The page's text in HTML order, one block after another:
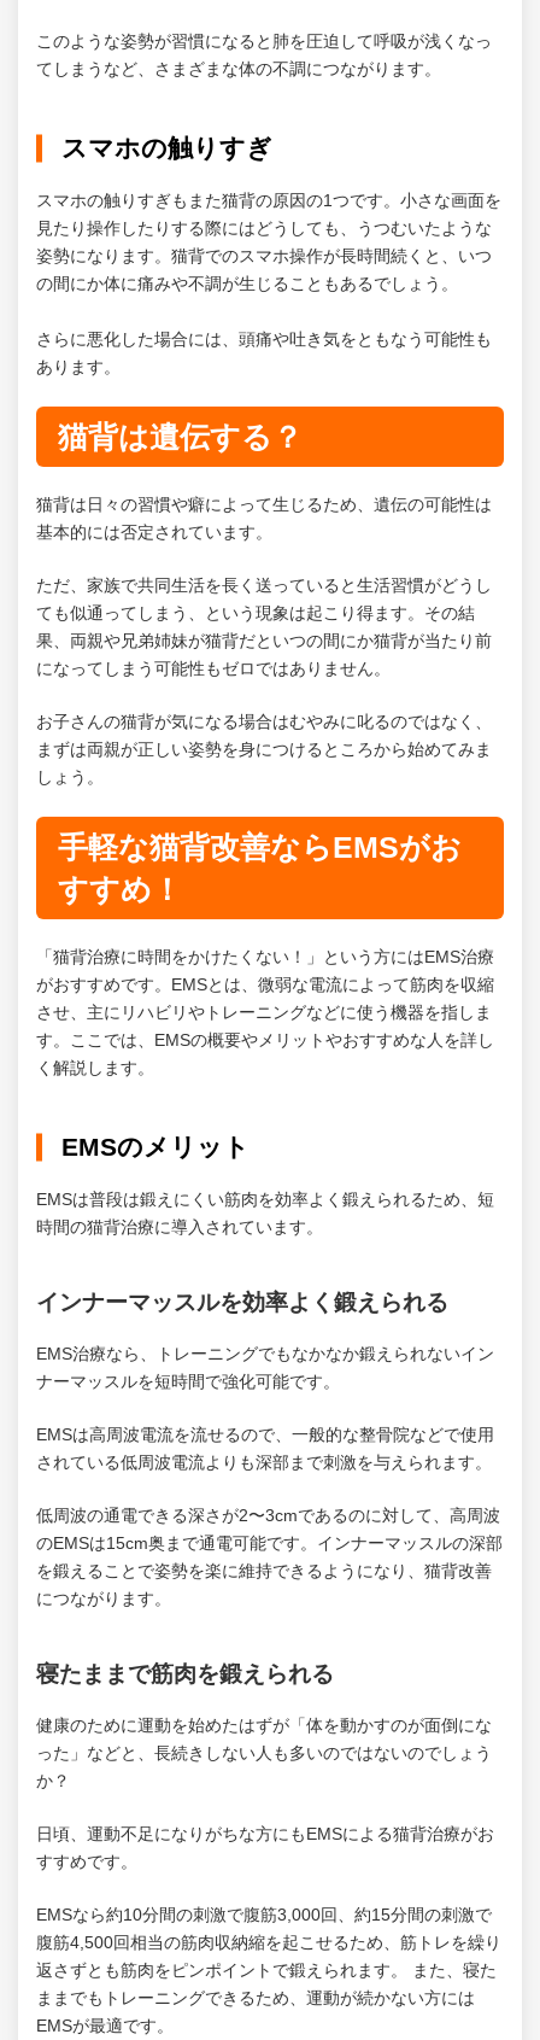
このような姿勢が習慣になると肺を圧迫して呼吸が浅くなっ
てしまうなど、さまざまな体の不調につながります。
スマホの触りすぎ
スマホの触りすぎもまた猫背の原因の1つです。小さな画面を
見たり操作したりする際にはどうしても、うつむいたような
姿勢になります。猫背でのスマホ操作が長時間続くと、いつ
の間にか体に痛みや不調が生じることもあるでしょう。
さらに悪化した場合には、頭痛や吐き気をともなう可能性も
あります。
猫背は遺伝する？
猫背は日々の習慣や癖によって生じるため、遺伝の可能性は
基本的には否定されています。
ただ、家族で共同生活を長く送っていると生活習慣がどうし
ても似通ってしまう、という現象は起こり得ます。その結
果、両親や兄弟姉妹が猫背だといつの間にか猫背が当たり前
になってしまう可能性もゼロではありません。
お子さんの猫背が気になる場合はむやみに叱るのではなく、
まずは両親が正しい姿勢を身につけるところから始めてみま
しょう。
手軽な猫背改善ならEMSがお
すすめ！
「猫背治療に時間をかけたくない！」という方にはEMS治療
がおすすめです。EMSとは、微弱な電流によって筋肉を収縮
させ、主にリハビリやトレーニングなどに使う機器を指しま
す。ここでは、EMSの概要やメリットやおすすめな人を詳し
く解説します。
EMSのメリット
EMSは普段は鍛えにくい筋肉を効率よく鍛えられるため、短
時間の猫背治療に導入されています。
インナーマッスルを効率よく鍛えられる
EMS治療なら、トレーニングでもなかなか鍛えられないイン
ナーマッスルを短時間で強化可能です。
EMSは高周波電流を流せるので、一般的な整骨院などで使用
されている低周波電流よりも深部まで刺激を与えられます。
低周波の通電できる深さが2〜3cmであるのに対して、高周波
のEMSは15cm奥まで通電可能です。インナーマッスルの深部
を鍛えることで姿勢を楽に維持できるようになり、猫背改善
につながります。
寝たままで筋肉を鍛えられる
健康のために運動を始めたはずが「体を動かすのが面倒にな
った」などと、長続きしない人も多いのではないのでしょう
か？
日頃、運動不足になりがちな方にもEMSによる猫背治療がお
すすめです。
EMSなら約10分間の刺激で腹筋3,000回、約15分間の刺激で
腹筋4,500回相当の筋肉収納縮を起こせるため、筋トレを繰り
返さずとも筋肉をピンポイントで鍛えられます。 また、寝た
ままでもトレーニングできるため、運動が続かない方には
EMSが最適です。